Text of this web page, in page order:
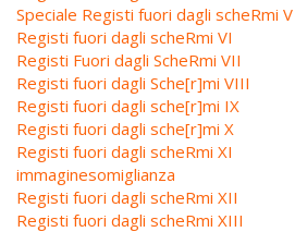
Speciale Registi fuori dagli scheRmi V
Registi fuori dagli scheRmi VI
Registi Fuori dagli ScheRmi VII
Registi fuori dagli Sche[r]mi VIII
Registi fuori dagli sche[r]mi IX
Registi fuori dagli sche[r]mi X
Registi fuori dagli scheRmi XI
immaginesomiglianza
Registi fuori dagli scheRmi XII
Registi fuori dagli scheRmi XIII